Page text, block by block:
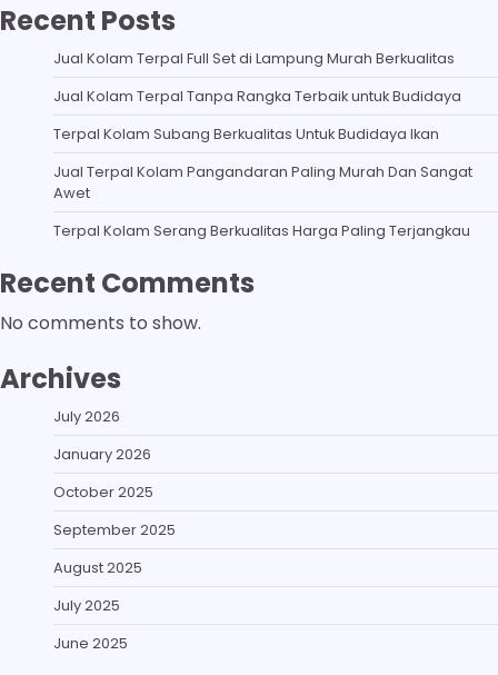
Recent Posts
Jual Kolam Terpal Full Set di Lampung Murah Berkualitas
Jual Kolam Terpal Tanpa Rangka Terbaik untuk Budidaya
Terpal Kolam Subang Berkualitas Untuk Budidaya Ikan
Jual Terpal Kolam Pangandaran Paling Murah Dan Sangat
Awet
Terpal Kolam Serang Berkualitas Harga Paling Terjangkau
Recent Comments
No comments to show.
Archives
July 2026
January 2026
October 2025
September 2025
August 2025
July 2025
June 2025